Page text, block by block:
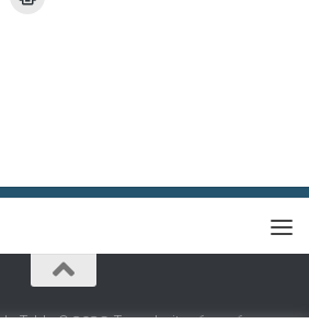
Table © 2026. Tous droits réservés.